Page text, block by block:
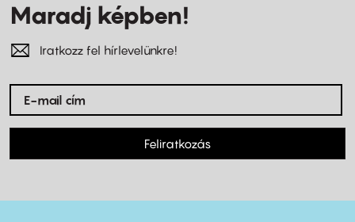
Maradj képben!
Iratkozz fel hírlevelünkre!
Feliratkozás